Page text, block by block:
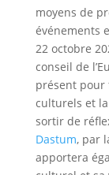
moyens de
événements
22 octobre
conseil de
présent pour
culturels et
sortir de
Dastum, par
apportera